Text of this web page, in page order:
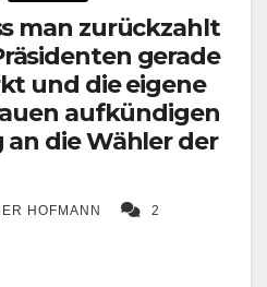
man zurückzahlt
gerade
und die eigene
aufkündigen
an die Wähler der
HOFMANN
2